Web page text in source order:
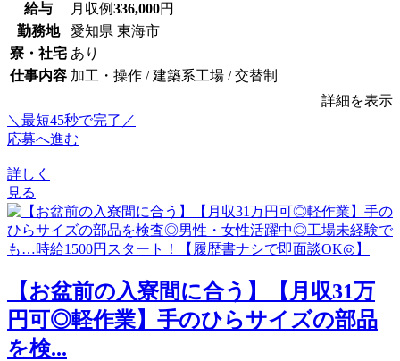
給与 月収例336,000円
勤務地
愛知県 東海市
寮・社宅 あり
仕事内容 加工・操作 / 建築系工場 / 交替制
詳細を表示
＼最短45秒で完了／
応募へ進む
詳しく
見る
【お盆前の入寮間に合う】【月収31万
円可◎軽作業】手のひらサイズの部品
を検...